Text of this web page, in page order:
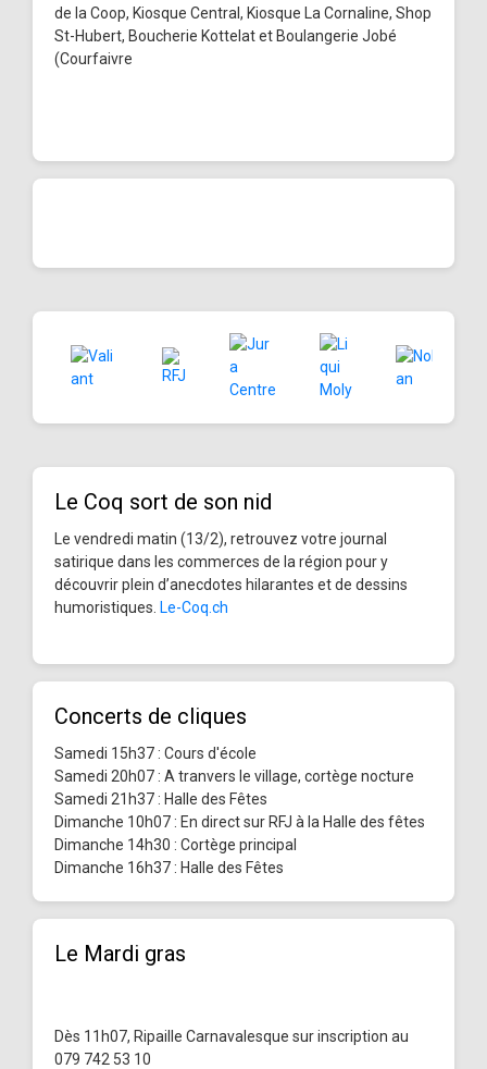
de la Coop, Kiosque Central, Kiosque La Cornaline, Shop
St-Hubert, Boucherie Kottelat et Boulangerie Jobé
(Courfaivre
Le Coq sort de son nid
Le vendredi matin (13/2), retrouvez votre journal
satirique dans les commerces de la région pour y
découvrir plein d’anecdotes hilarantes et de dessins
humoristiques. Le-Coq.ch
Concerts de cliques
Samedi 15h37 : Cours d'école
Samedi 20h07 : A tranvers le village, cortège nocture
Samedi 21h37 : Halle des Fêtes
Dimanche 10h07 : En direct sur RFJ à la Halle des fêtes
Dimanche 14h30 : Cortège principal
Dimanche 16h37 : Halle des Fêtes
Le Mardi gras
Dès 11h07, Ripaille Carnavalesque sur inscription au
079 742 53 10